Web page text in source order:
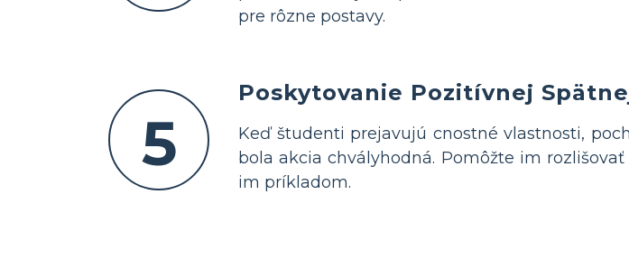
pre rôzne postavy.
5
Poskytovanie Pozitívnej
Keď študenti prejavujú cnostné vlastnosti,
bola akcia chvályhodná. Pomôžte im
im príkladom.